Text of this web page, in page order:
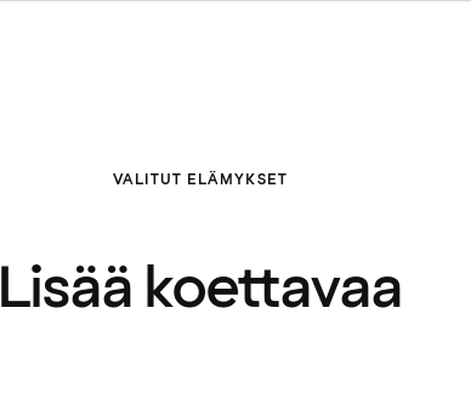
VALITUT ELÄMYKSET
Lisää koettavaa